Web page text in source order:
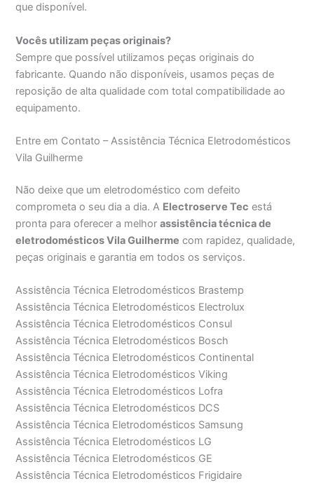
que disponível.
Vocês utilizam peças originais?
Sempre que possível utilizamos peças originais do
fabricante. Quando não disponíveis, usamos peças de
reposição de alta qualidade com total compatibilidade ao
equipamento.
Entre em Contato – Assistência Técnica Eletrodomésticos
Vila Guilherme
Não deixe que um eletrodoméstico com defeito
comprometa o seu dia a dia. A Electroserve Tec está
pronta para oferecer a melhorassistência técnica de
eletrodomésticos Vila Guilherme com rapidez, qualidade,
peças originais e garantia em todos os serviços.
Assistência Técnica Eletrodomésticos Brastemp
Assistência Técnica Eletrodomésticos Electrolux
Assistência Técnica Eletrodomésticos Consul
Assistência Técnica Eletrodomésticos Bosch
Assistência Técnica Eletrodomésticos Continental
Assistência Técnica Eletrodomésticos Viking
Assistência Técnica Eletrodomésticos Lofra
Assistência Técnica Eletrodomésticos DCS
Assistência Técnica Eletrodomésticos Samsung
Assistência Técnica Eletrodomésticos LG
Assistência Técnica Eletrodomésticos GE
Assistência Técnica Eletrodomésticos Frigidaire